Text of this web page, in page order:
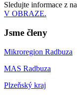
Sledujte informace z
V OBRAZE.
Jsme členy
Mikroregion Radbuza
MAS Radbuza
Plzeňský kraj